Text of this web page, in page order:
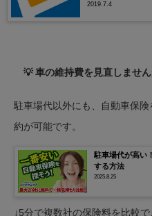
2019.7.4
💡 車の維持費を見直しません
駐車場代以外にも、自動車保
約が可能です。
駐車場代が高い
する方法
2025.8.25
↓5分で複数社の保険料を比較で